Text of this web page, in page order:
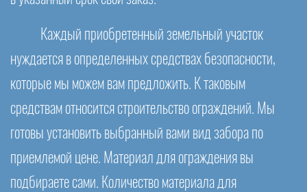
Каждый приобретенный земельный участок
нуждается в определенных средствах безопасности,
которые мы можем вам предложить. К таковым
средствам относится строительство ограждений. Мы
готовы установить выбранный вами вид забора по
приемлемой цене. Материал для ограждения вы
подбираете сами. Количество материала для